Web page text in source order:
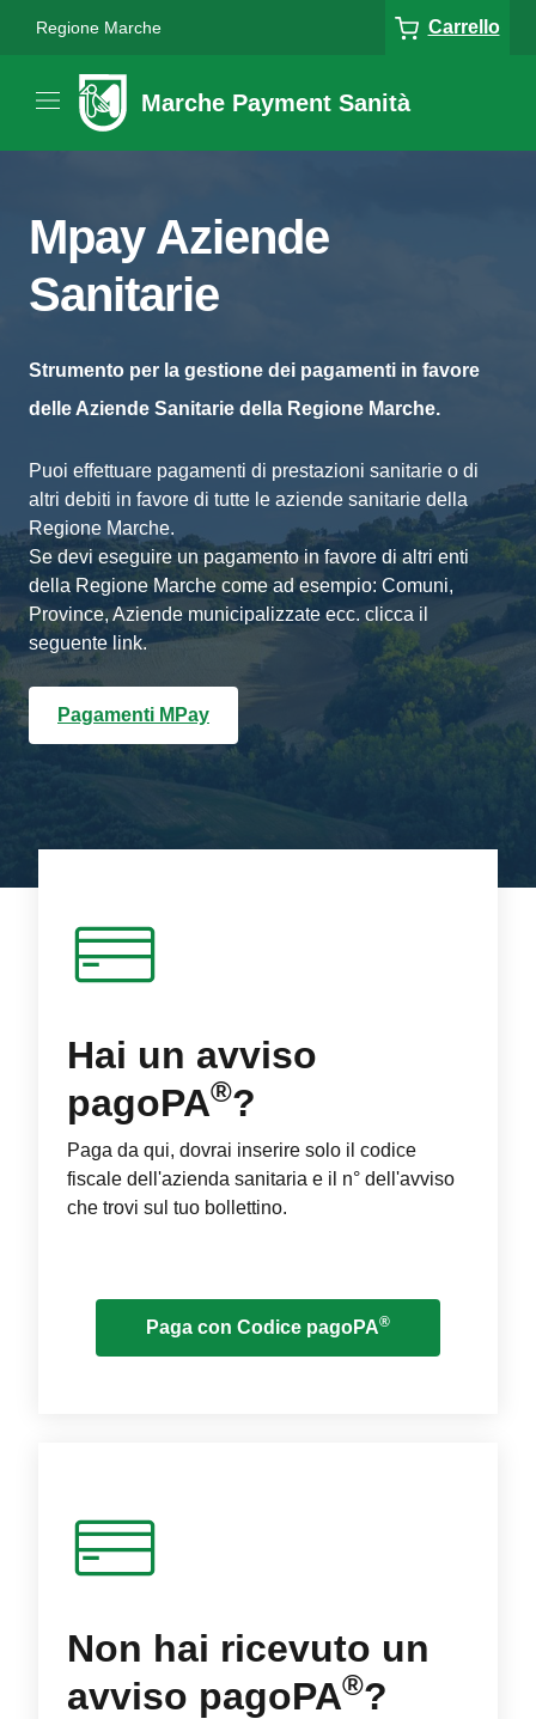
Regione Marche Carrello
Marche Payment Sanità
Mpay Aziende
Sanitarie
Strumento per la gestione dei pagamenti in favore
delle Aziende Sanitarie della Regione Marche.
Puoi effettuare pagamenti di prestazioni sanitarie o di
altri debiti in favore di tutte le aziende sanitarie della
Regione Marche.
Se devi eseguire un pagamento in favore di altri enti
della Regione Marche come ad esempio: Comuni,
Province, Aziende municipalizzate ecc. clicca il
seguente link.
Pagamenti MPay
Hai un avviso
pagoPA®?
Paga da qui, dovrai inserire solo il codice
fiscale dell'azienda sanitaria e il n° dell'avviso
che trovi sul tuo bollettino.
Paga con Codice pagoPA®
Non hai ricevuto un
avviso pagoPA®?